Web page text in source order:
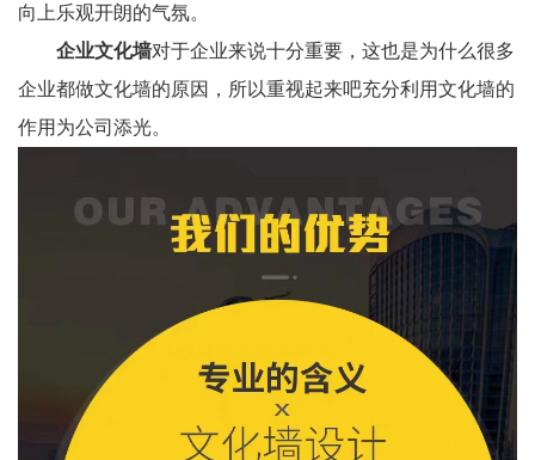
向上乐观开朗的气氛。
企业文化墙对于企业来说十分重要，这也是为什么很多
企业都做文化墙的原因，所以重视起来吧充分利用文化墙的
作用为公司添光。